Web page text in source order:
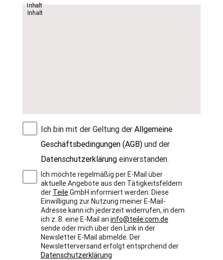
Inhalt
Ich bin mit der Geltung der Allgemeine
Geschäftsbedingungen (AGB)und der
Datenschutzerklärungeinverstanden.
Ich möchte regelmäßig per E-Mail über
aktuelle Angebote aus den Tätigkeitsfeldern
der TeileGmbH informiert werden. Diese
Einwilligung zur Nutzung meiner E-Mail-
Adresse kann ich jederzeit widerrufen, in dem
ich z. B. eine E-Mail an info@teile.com.de
sende oder mich über den Link in der
Newsletter E-Mail abmelde. Der
Newsletterversand erfolgt entsprchend der
Datenschutzerklärung